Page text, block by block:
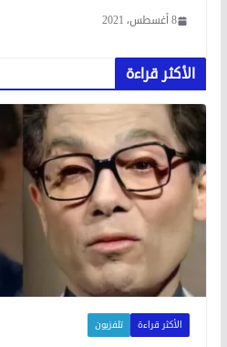
8 أغسطس، 2021
الأكثر قراءة
الأكثر قراءة تلفزيون